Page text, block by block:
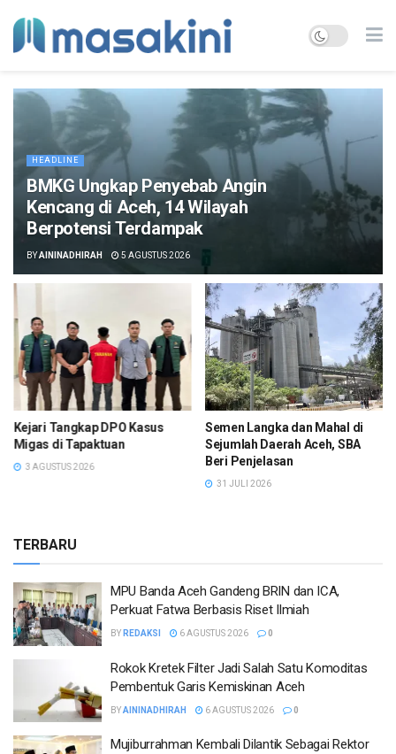
HEADLINE
BMKG Ungkap Penyebab Angin
Kencang di Aceh, 14 Wilayah
Berpotensi Terdampak
BYAININADHIRAH 5 AGUSTUS 2026
Semen Langka dan Mahal di
Sejumlah Daerah Aceh, SBA
Beri Penjelasan
Limbah Uang Kertas BI Aceh
Kini Jadi Bahan Bakar Alternatif
PT SBA
30 JULI 2026
TERBARU
MPU Banda Aceh Gandeng BRIN dan ICA,
Perkuat Fatwa Berbasis Riset Ilmiah
BY REDAKSI 6 AGUSTUS 2026 0
Rokok Kretek Filter Jadi Salah Satu Komoditas
Pembentuk Garis Kemiskinan Aceh
BYAININADHIRAH 6 AGUSTUS 2026 0
Mujiburrahman Kembali Dilantik Sebagai Rektor